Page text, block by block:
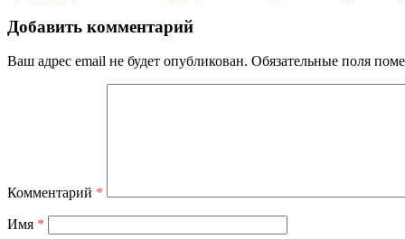
Добавить комментарий
Ваш адрес email не будет опубликован. Обязательные поля
Комментарий *
Имя *